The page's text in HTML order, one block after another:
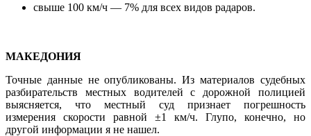
свыше 100 км/ч — 7% для всех видов радаров.
МАКЕДОНИЯ
Точные данные не опубликованы. Из материалов судебных
разбирательств местных водителей с дорожной полицией
выясняется, что местный суд признает погрешность
измерения скорости равной ±1 км/ч. Глупо, конечно, но
другой информации я не нашел.